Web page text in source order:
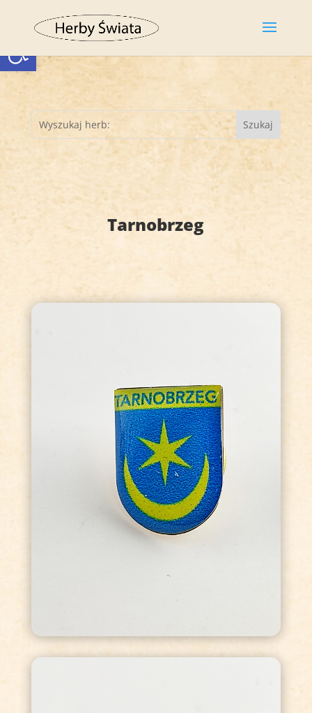
Otwórz pasek narzędzi
Tarnobrzeg